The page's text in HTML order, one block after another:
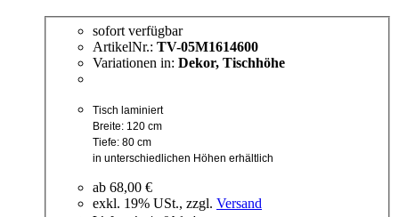
sofort verfügbar
ArtikelNr.: TV-05M1614600
Variationen in: Dekor, Tischhöhe
Tisch laminiert
Breite: 120 cm
Tiefe: 80 cm
in unterschiedlichen Höhen erhältlich
ab 68,00 €
exkl. 19% USt., zzgl. Versand